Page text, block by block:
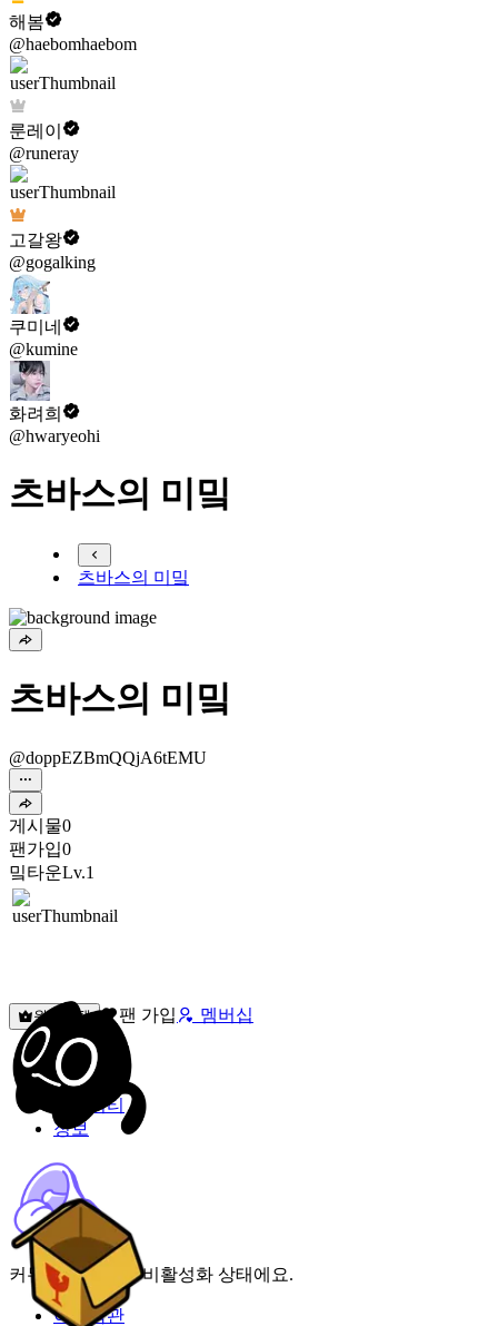
해봄
@haebomhaebom
룬레이
@runeray
고갈왕
@gogalking
쿠미네
@kumine
화려희
@hwaryeohi
츠바스의 미밐
츠바스의 미밐
츠바스의 미밐
@doppEZBmQQjA6tEMU
게시물0
팬가입0
밐타운Lv.1
원픽선택 팬 가입 멤버십
밐타운
피드
커뮤니티
정보
커뮤니티 기능이 비활성화 상태에요.
이용약관